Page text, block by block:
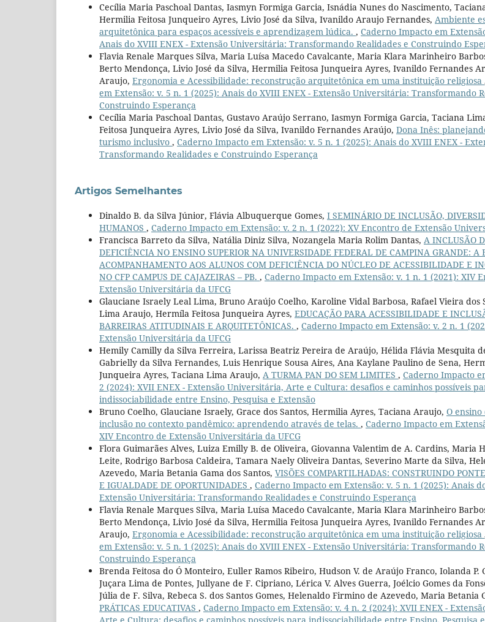
Cecília Maria Paschoal Dantas, Iasmyn Formiga Garcia, Isnádia Nunes do Nascimento,
Hermilia Feitosa Junqueiro Ayres, Livio José da Silva, Ivanildo Araujo Fernandes, Ambiente
arquitetônica para espaços acessíveis e aprendizagem lúdica. , Caderno Impacto em
Anais do XVIII ENEX - Extensão Universitária: Transformando Realidades e Construindo
Flavia Renale Marques Silva, Maria Luísa Macedo Cavalcante, Maria Klara Marinheiro
Berto Mendonça, Livio José da Silva, Hermilia Feitosa Junqueira Ayres, Ivanildo Fernandes
Araujo, Ergonomia e Acessibilidade: reconstrução arquitetônica em uma instituição religiosa
em Extensão: v. 5 n. 1 (2025): Anais do XVIII ENEX - Extensão Universitária: Transformando
Construindo Esperança
Cecília Maria Paschoal Dantas, Gustavo Araújo Serrano, Iasmyn Formiga Garcia, Taciana
Feitosa Junqueira Ayres, Livio José da Silva, Ivanildo Fernandes Araújo, Dona Inês:
turismo inclusivo , Caderno Impacto em Extensão: v. 5 n. 1 (2025): Anais do XVIII ENEX -
Transformando Realidades e Construindo Esperança
Artigos Semelhantes
Dinaldo B. da Silva Júnior, Flávia Albuquerque Gomes, I SEMINÁRIO DE INCLUSÃO,
HUMANOS , Caderno Impacto em Extensão: v. 2 n. 1 (2022): XV Encontro de Extensão
Francisca Barreto da Silva, Natália Diniz Silva, Nozangela Maria Rolim Dantas, A INCLUSÃO
DEFICIÊNCIA NO ENSINO SUPERIOR NA UNIVERSIDADE FEDERAL DE CAMPINA GRANDE: A
ACOMPANHAMENTO AOS ALUNOS COM DEFICIÊNCIA DO NÚCLEO DE ACESSIBILIDADE E
NO CFP CAMPUS DE CAJAZEIRAS – PB. , Caderno Impacto em Extensão: v. 1 n. 1 (2021): XIV
Extensão Universitária da UFCG
Glauciane Israely Leal Lima, Bruno Araújo Coelho, Karoline Vidal Barbosa, Rafael Vieira dos
Lima Araujo, Hermíla Feitosa Junqueira Ayres, EDUCAÇÃO PARA ACESSIBILIDADE E
BARREIRAS ATITUDINAIS E ARQUITETÔNICAS. , Caderno Impacto em Extensão: v. 2 n. 1
Extensão Universitária da UFCG
Hemily Camilly da Silva Ferreira, Larissa Beatriz Pereira de Araújo, Hélida Flávia Mesquita
Gabrielly da Silva Fernandes, Luis Henrique Sousa Aires, Ana Kaylane Paulino de Sena,
Junqueira Ayres, Taciana Lima Araujo, A TURMA PAN DO SEM LIMITES , Caderno Impacto
2 (2024): XVII ENEX - Extensão Universitária, Arte e Cultura: desafios e caminhos possíveis
indissociabilidade entre Ensino, Pesquisa e Extensão
Bruno Coelho, Glauciane Israely, Grace dos Santos, Hermilia Ayres, Taciana Araujo, O
inclusão no contexto pandêmico: aprendendo através de telas. , Caderno Impacto em
XIV Encontro de Extensão Universitária da UFCG
Flora Guimarães Alves, Luiza Emilly B. de Oliveira, Giovanna Valentim de A. Cardins, Maria
Leite, Rodrigo Barbosa Caldeira, Tamara Naely Oliveira Dantas, Severino Marte da Silva,
Azevedo, Maria Betania Gama dos Santos, VISÕES COMPARTILHADAS: CONSTRUINDO
E IGUALDADE DE OPORTUNIDADES , Caderno Impacto em Extensão: v. 5 n. 1 (2025): Anais
Extensão Universitária: Transformando Realidades e Construindo Esperança
Flavia Renale Marques Silva, Maria Luísa Macedo Cavalcante, Maria Klara Marinheiro
Berto Mendonça, Livio José da Silva, Hermilia Feitosa Junqueira Ayres, Ivanildo Fernandes
Araujo, Ergonomia e Acessibilidade: reconstrução arquitetônica em uma instituição religiosa
em Extensão: v. 5 n. 1 (2025): Anais do XVIII ENEX - Extensão Universitária: Transformando
Construindo Esperança
Brenda Feitosa do Ó Monteiro, Euller Ramos Ribeiro, Hudson V. de Araújo Franco, Iolanda P.
Juçara Lima de Pontes, Jullyane de F. Cipriano, Lérica V. Alves Guerra, Joélcio Gomes da
Júlia de F. Silva, Rebeca S. dos Santos Gomes, Helenaldo Firmino de Azevedo, Maria Betania
PRÁTICAS EDUCATIVAS , Caderno Impacto em Extensão: v. 4 n. 2 (2024): XVII ENEX -